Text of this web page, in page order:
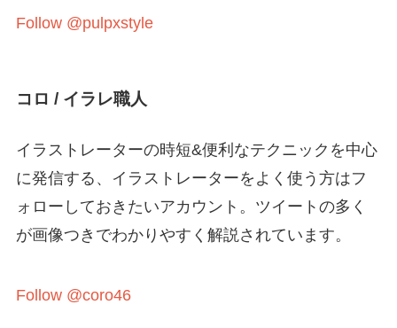
Follow @pulpxstyle
コロ / イラレ職人
イラストレーターの時短&便利なテクニックを中心
に発信する、イラストレーターをよく使う方はフ
ォローしておきたいアカウント。ツイートの多く
が画像つきでわかりやすく解説されています。
Follow @coro46